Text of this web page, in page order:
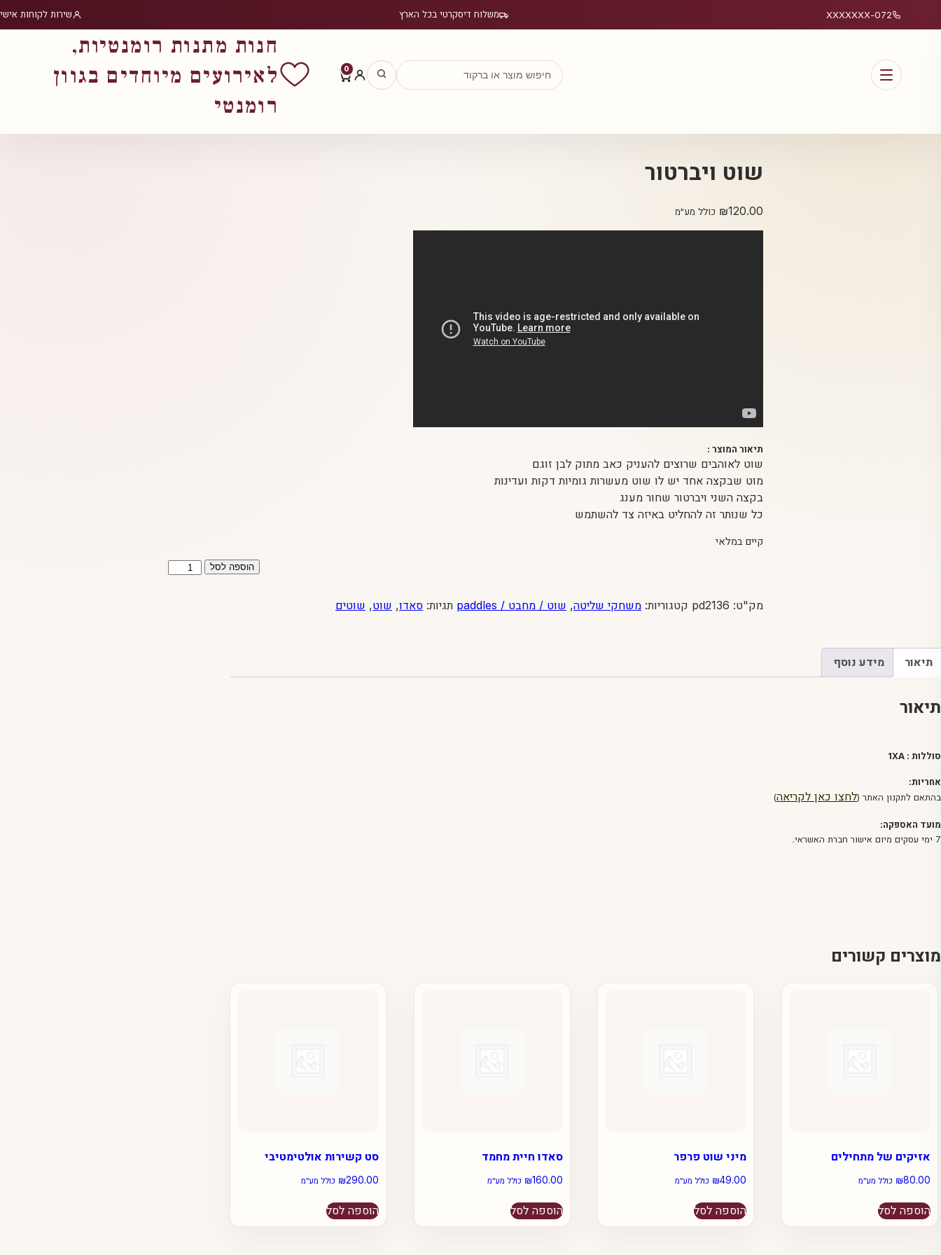
072-XXXXXXX משלוח דיסקרטי בכל הארץ שירות לקוחות אישי
0
חנות מתנות רומנטיות,
לאירועים מיוחדים בגוון
רומנטי
שוט ויברטור
₪120.00 כולל מע״מ
תיאור המוצר :
שוט לאוהבים שרוצים להעניק כאב מתוק לבן זוגם
מוט שבקצה אחד יש לו שוט מעשרות גומיות דקות ועדינות
בקצה השני ויברטור שחור מענג
כל שנותר זה להחליט באיזה צד להשתמש
קיים במלאי
כמות
הוספה לסל
מק"ט: pd2136 קטגוריות: משחקי שליטה, שוט / מחבט / paddles תגיות: סאדו, שוט, שוטים
תיאור מידע נוסף
תיאור
סוללות : 1XA
אחריות:
בהתאם לתקנון האתר (לחצו כאן לקריאה)
מועד האספקה:
7 ימי עסקים מיום אישור חברת האשראי.
מוצרים קשורים
סט קשירות אולטימטיבי
₪290.00 כולל מע״מ
הוספה לסל
סאדו חיית מחמד
₪160.00 כולל מע״מ
הוספה לסל
מיני שוט פרפר
₪49.00 כולל מע״מ
הוספה לסל
אזיקים של מתחילים
₪80.00 כולל מע״מ
הוספה לסל